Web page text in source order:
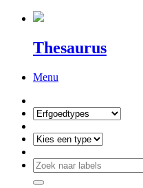
Thesaurus
Menu